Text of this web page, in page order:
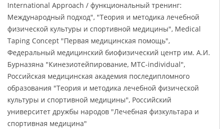
International Approach / функциональный тренинг:
Международный подход", "Теория и методика лечебной
физической культуры и спортивной медицины", Medical
Taping Concept "Первая медицинская помощь",
Федеральный медицинский биофизический центр им. А.И.
Бурназяна "Кинезиотейпирование, MTC-individual",
Российская медицинская академия последипломного
образования "Теория и методика лечебной физической
культуры и спортивной медицины", Российский
университет дружбы народов "Лечебная физкультара и
спортивная медицина"